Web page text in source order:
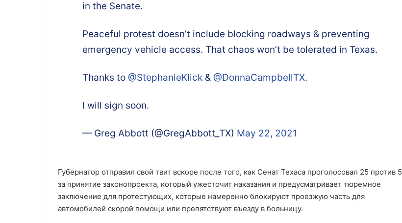
in the Senate.
Peaceful protest doesn’t include blocking roadways & preventing
emergency vehicle access. That chaos won’t be tolerated in Texas.
Thanks to @StephanieKlick & @DonnaCampbellTX.
I will sign soon.
— Greg Abbott (@GregAbbott_TX) May 22, 2021
Губернатор отправил свой твит вскоре после того, как Сенат Техаса проголосовал 25 против 5
за принятие законопроекта, который ужесточит наказания и предусматривает тюремное
заключение для протестующих, которые намеренно блокируют проезжую часть для
автомобилей скорой помощи или препятствуют въезду в больницу.